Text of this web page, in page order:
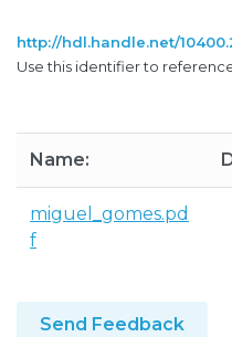
http://hdl.handle.net/
Use this identifier to
Name:
miguel_gomes.pd
f
Send Feedback